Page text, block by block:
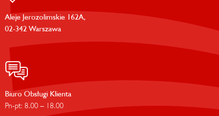
Aleje Jerozolimskie 162A,
02-342 Warszawa
Biuro Obsługi Klienta
Pn-pt: 8.00 – 18.00